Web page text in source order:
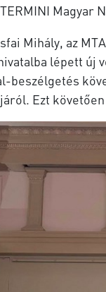
Magyar
Mihály, az
lépett új
beszélgetés
Ezt